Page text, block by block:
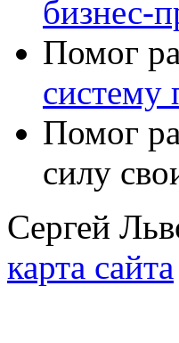
бизнес-
Помог
систему
Помог
силу
Сергей
карта сайта